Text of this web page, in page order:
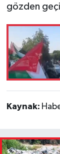
gözden
Kaynak: